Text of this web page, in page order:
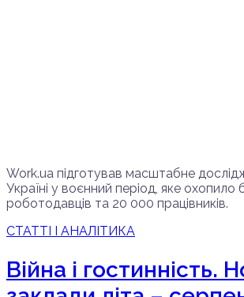
Work.ua підготував масштабне
Україні у воєнний період, яке охопило
роботодавців та 20 000 працівників.
СТАТТІ І АНАЛІТИКА
Війна і гостинність.